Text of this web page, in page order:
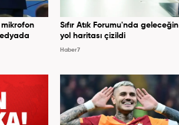
mikrofon
Sıfır Atık Forumu'nda geleceğin
yol haritası çizildi
Haber7